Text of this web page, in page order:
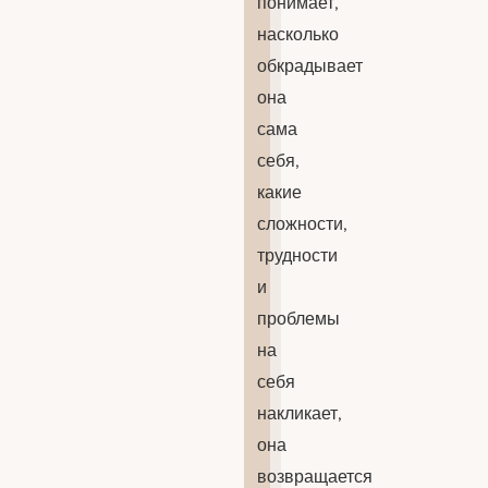
насколько
обкрадывает
она
сама
себя,
какие
сложности,
трудности
и
проблемы
на
себя
накликает,
она
возвращается